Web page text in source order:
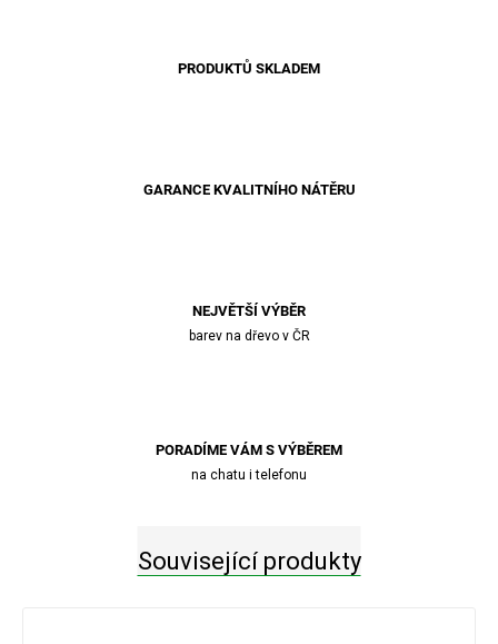
PRODUKTŮ SKLADEM
GARANCE KVALITNÍHO NÁTĚRU
NEJVĚTŠÍ VÝBĚR
barev na dřevo v ČR
PORADÍME VÁM S VÝBĚREM
na chatu i telefonu
Související produkty